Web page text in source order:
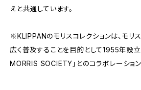
えと共通しています。
※KLIPPANのモリスコレクションは、モリ
広く普及することを目的として1955年設
MORRIS SOCIETY」とのコラボレーション